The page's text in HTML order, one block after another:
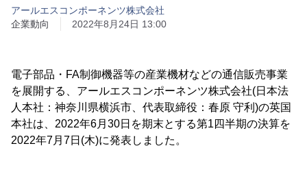
アールエスコンポーネンツ株式会社
企業動向
2022年8月24日 13:00
電子部品・FA制御機器等の産業機材などの通信販売事業
を展開する、アールエスコンポーネンツ株式会社(日本法
人本社：神奈川県横浜市、代表取締役：春原 守利)の英国
本社は、2022年6月30日を期末とする第1四半期の決算を
2022年7月7日(木)に発表しました。